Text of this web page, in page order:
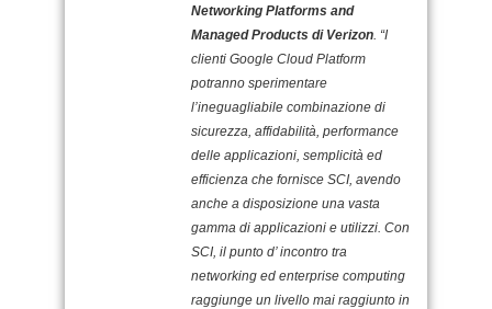
Networking Platforms and
Managed Products di Verizon . “I
clienti Google Cloud Platform
potranno sperimentare
l’ineguagliabile combinazione di
sicurezza, affidabilità, performance
delle applicazioni, semplicità ed
efficienza che fornisce SCI, avendo
anche a disposizione una vasta
gamma di applicazioni e utilizzi. Con
SCI, il punto d’ incontro tra
networking ed enterprise computing
raggiunge un livello mai raggiunto in